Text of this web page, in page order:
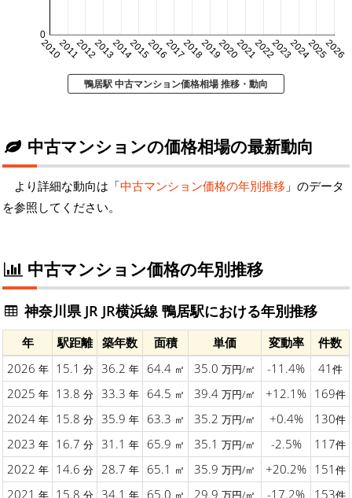
20102011201220132014201520162017201820192020202120222023202420252026
0
鴨居駅 中古マンション価格相場 推移・動向
中古マンションの価格相場の最新動向
より詳細な動向は「中古マンション価格の年別推移 」のデータ
を参照してください。
中古マンション価格の年別推移
神奈川県 JR JR横浜線 鴨居駅における年別推移
年 駅距離 築年数 面積 単価 変動率
件数
2026 年 15.1 分 36.2 年 64.4 ㎡ 35.0 万円/㎡ -11.4% 41 件
2025 年 13.8 分 33.3 年 64.5 ㎡ 39.4 万円/㎡ +12.1% 169件
2024 年 15.8 分 35.9 年 63.3 ㎡ 35.2 万円/㎡ +0.4% 130件
2023 年 16.7 分 31.1 年 65.9 ㎡ 35.1 万円/㎡ -2.5% 117件
2022 年 14.6 分 28.7 年 65.1 ㎡ 35.9 万円/㎡ +20.2% 151 件
2021 年 15.8 分 34.1 年 65.0 ㎡ 29.9 万円/㎡ -17.2% 153件